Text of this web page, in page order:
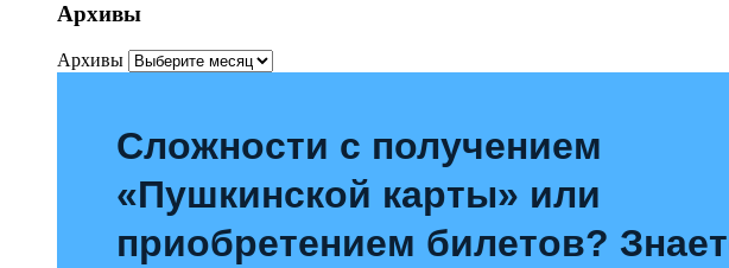
Архивы
Архивы
Сложности с получением
«Пушкинской карты» или
приобретением билетов?